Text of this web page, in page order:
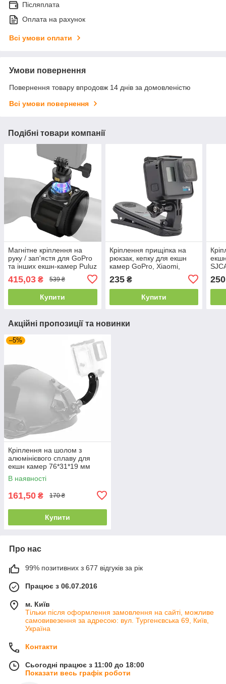
Післяплата
Оплата на рахунок
Всі умови оплати
Умови повернення
Повернення товару впродовж 14 днів за домовленістю
Всі умови повернення
Подібні товари компанії
Магнітне кріплення на
руку / зап'ястя для GoPro
та інших екшн-камер Puluz
415,03 ₴ 539 ₴
Купити
Кріплення прищіпка на
рюкзак, кепку для екшн
камер GoPro, Xiaomi,
Sjcam / Кліпса для екшн-
камери Telesin
235₴
Купити
250
Акційні пропозиції та новинки
–5%
Кріплення на шолом з
алюмінієвого сплаву для
екшн камер 76*31*19 мм
В наявності
161,50 ₴ 170 ₴
Купити
Про нас
99% позитивних з 677 відгуків за рік
Працює з 06.07.2016
м. Київ
Тільки після оформлення замовлення на сайті, можливе
самовивезення за адресою: вул. Тургенєвська 69, Київ,
Україна
Контакти
Сьогодні працює з 11:00 до 18:00
Показати весь графік роботи